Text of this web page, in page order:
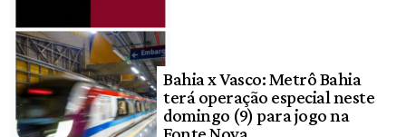
Bahia x Vasco: Metrô Bahia
terá operação especial neste
domingo (9) para jogo na